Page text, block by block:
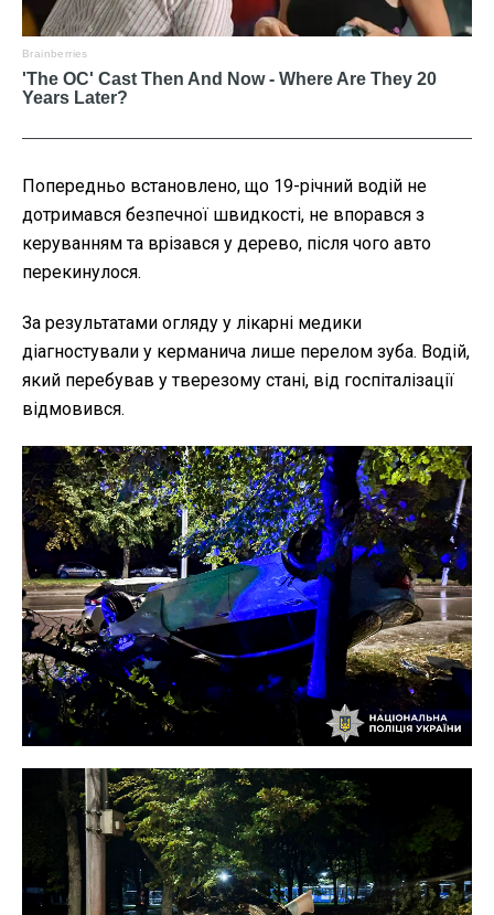
Попередньо встановлено, що 19-річний водій не
дотримався безпечної швидкості, не впорався з
керуванням та врізався у дерево, після чого авто
перекинулося.
За результатами огляду у лікарні медики
діагностували у керманича лише перелом зуба. Водій,
який перебував у тверезому стані, від госпіталізації
відмовився.